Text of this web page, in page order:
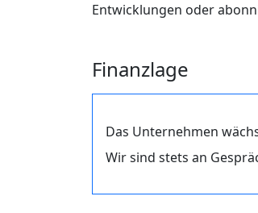
Entwicklungen oder
Finanzlage
Das Unternehmen
Wir sind stets an